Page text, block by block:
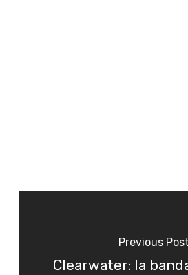
Previous Post
Clearwater: la